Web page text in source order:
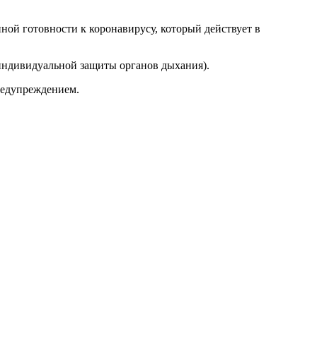
готовности к коронавирусу, который действует в
защиты органов дыхания).